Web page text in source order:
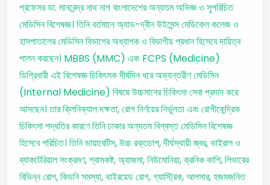
প্রফেসর ডা. মানবেন্দ্র নাথ নাগ বাংলাদেশের অন্যতম অভিজ্ঞ ও সুপরিচিত
মেডিসিন বিশেষজ্ঞ। তিনি বর্তমানে অ্যাড-দ্বীন উইমেন্স মেডিকেল কলেজ ও
হাসপাতালের মেডিসিন বিভাগের অধ্যাপক ও বিভাগীয় প্রধান হিসেবে দায়িত্ব
পালন করছেন। MBBS (MMC) এবং FCPS (Medicine)
ডিগ্রিধারী এই বিশেষজ্ঞ চিকিৎসক দীর্ঘদিন ধরে অভ্যন্তরীণ মেডিসিন
(Internal Medicine) বিষয়ে উচ্চমানের চিকিৎসা সেবা প্রদান করে
আসছেন। তার ক্লিনিক্যাল দক্ষতা, রোগ নির্ণয়ের নির্ভুলতা এবং রোগীকেন্দ্রিক
চিকিৎসা পদ্ধতির কারণে তিনি ঢাকার অন্যতম বিশ্বস্ত মেডিসিন বিশেষজ্ঞ
হিসেবে পরিচিত। তিনি ডায়াবেটিস, উচ্চ রক্তচাপ, দীর্ঘস্থায়ী জ্বর, ভাইরাল ও
ব্যাকটেরিয়াল সংক্রমণ, শ্বাসকষ্ট, অ্যাজমা, নিউমোনিয়া, ক্রনিক কাশি, লিভারের
বিভিন্ন রোগ, কিডনি সমস্যা, থাইরয়েড রোগ, গ্যাস্ট্রিক, আলসার, হজমজনিত